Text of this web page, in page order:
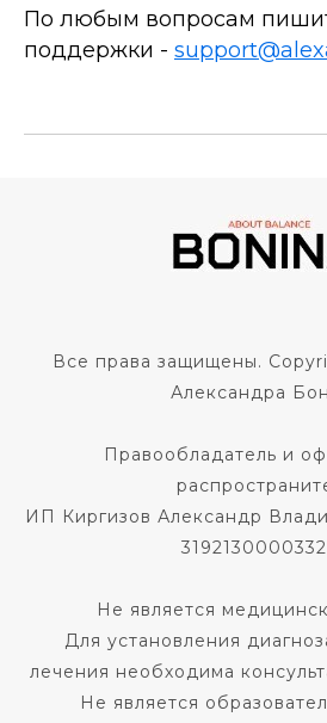
По любым вопросам
поддержки -
Все права защищены.
Александра
Правообладатель и
ИП Киргизов Александр
Не является
Для установления
лечения необходима
Не является